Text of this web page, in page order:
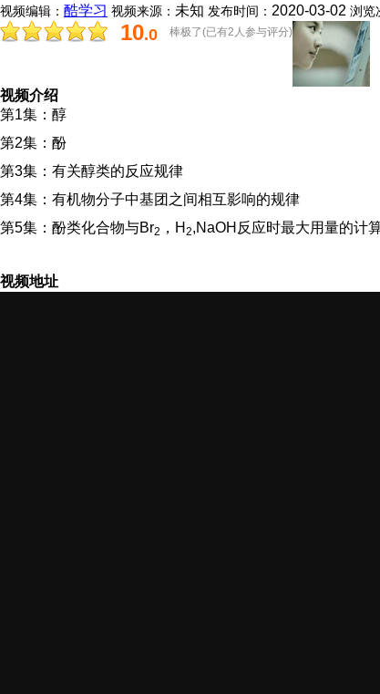
视频编辑： 酷学习 视频来源： 未知 发布时间： 2020-03-02 浏览
10.0 棒极了(已有2人参与评分)
视频介绍
第1集：醇
第2集：酚
第3集：有关醇类的反应规律
第4集：有机物分子中基团之间相互影响的规律
第5集：酚类化合物与Br2 ，H 2,NaOH反应时最大用量的计
视频地址